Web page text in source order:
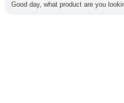
Wszystkie produkty
Good day, what product are you